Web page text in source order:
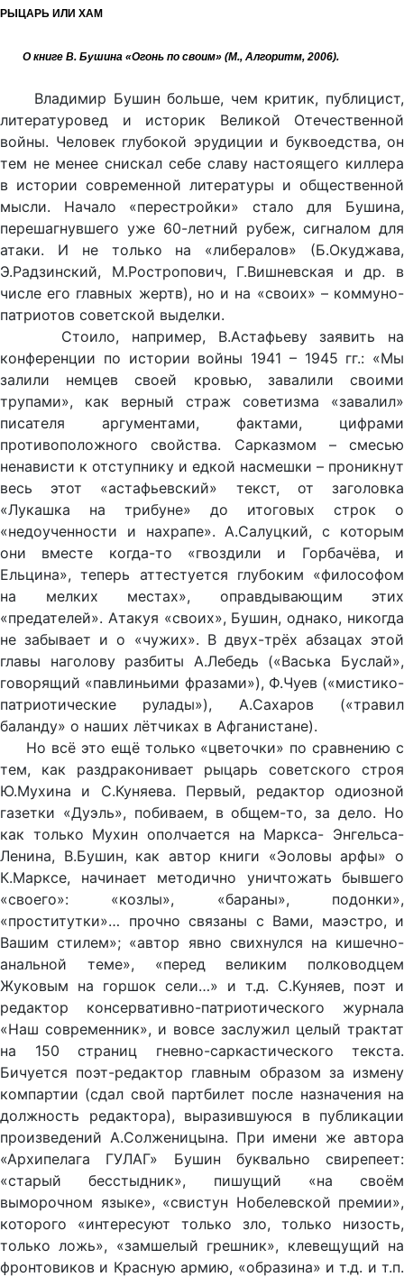
РЫЦАРЬ ИЛИ ХАМ
О книге В. Бушина «Огонь по своим» (М., Алгоритм, 2006).
Владимир Бушин больше, чем критик, публицист,
литературовед и историк Великой Отечественной
войны. Человек глубокой эрудиции и буквоедства, он
тем не менее снискал себе славу настоящего киллера
в истории современной литературы и общественной
мысли. Начало «перестройки» стало для Бушина,
перешагнувшего уже 60-летний рубеж, сигналом для
атаки. И не только на «либералов» (Б.Окуджава,
Э.Радзинский, М.Ростропович, Г.Вишневская и др. в
числе его главных жертв), но и на «своих» – коммуно-
патриотов советской выделки.
Стоило, например, В.Астафьеву заявить на
конференции по истории войны 1941 – 1945 гг.: «Мы
залили немцев своей кровью, завалили своими
трупами», как верный страж советизма «завалил»
писателя аргументами, фактами, цифрами
противоположного свойства. Сарказмом – смесью
ненависти к отступнику и едкой насмешки – проникнут
весь этот «астафьевский» текст, от заголовка
«Лукашка на трибуне» до итоговых строк о
«недоученности и нахрапе». А.Салуцкий, с которым
они вместе когда-то «гвоздили и Горбачёва, и
Ельцина», теперь аттестуется глубоким «философом
на мелких местах», оправдывающим этих
«предателей». Атакуя «своих», Бушин, однако, никогда
не забывает и о «чужих». В двух-трёх абзацах этой
главы наголову разбиты А.Лебедь («Васька Буслай»,
говорящий «павлиньими фразами»), Ф.Чуев («мистико-
патриотические рулады»), А.Сахаров («травил
баланду» о наших лётчиках в Афганистане).
Но всё это ещё только «цветочки» по сравнению с
тем, как раздраконивает рыцарь советского строя
Ю.Мухина и С.Куняева. Первый, редактор одиозной
газетки «Дуэль», побиваем, в общем-то, за дело. Но
как только Мухин ополчается на Маркса- Энгельса-
Ленина, В.Бушин, как автор книги «Эоловы арфы» о
К.Марксе, начинает методично уничтожать бывшего
«своего»: «козлы», «бараны», подонки»,
«проститутки»… прочно связаны с Вами, маэстро, и
Вашим стилем»; «автор явно свихнулся на кишечно-
анальной теме», «перед великим полководцем
Жуковым на горшок сели…» и т.д. С.Куняев, поэт и
редактор консервативно-патриотического журнала
«Наш современник», и вовсе заслужил целый трактат
на 150 страниц гневно-саркастического текста.
Бичуется поэт-редактор главным образом за измену
компартии (сдал свой партбилет после назначения на
должность редактора), выразившуюся в публикации
произведений А.Солженицына. При имени же автора
«Архипелага ГУЛАГ» Бушин буквально свирепеет:
«старый бесстыдник», пишущий «на своём
выморочном языке», «свистун Нобелевской премии»,
которого «интересуют только зло, только низость,
только ложь», «замшелый грешник», клевещущий на
фронтовиков и Красную армию, «образина» и т.д. и т.п.